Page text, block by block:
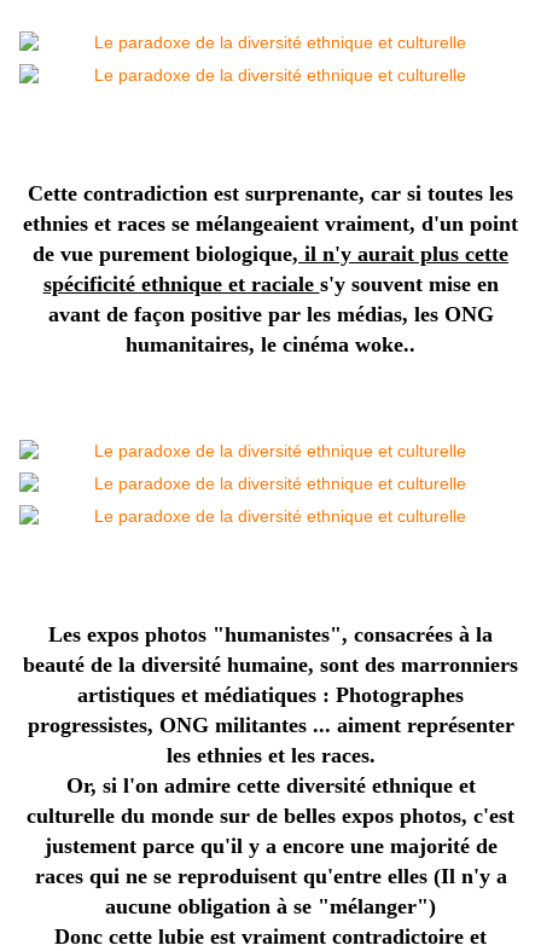
Cette contradiction est surprenante, car si toutes les
ethnies et races se mélangeaient vraiment, d'un point
de vue purement biologique, il n'y aurait plus cette
spécificité ethnique et raciale s'y souvent mise en
avant de façon positive par les médias, les ONG
humanitaires, le cinéma woke..
Les expos photos "humanistes", consacrées à la
beauté de la diversité humaine, sont des marronniers
artistiques et médiatiques : Photographes
progressistes, ONG militantes ... aiment représenter
les ethnies et les races.
Or, si l'on admire cette diversité ethnique et
culturelle du monde sur de belles expos photos, c'est
justement parce qu'il y a encore une majorité de
races qui ne se reproduisent qu'entre elles (Il n'y a
aucune obligation à se "mélanger")
Donc cette lubie est vraiment contradictoire et